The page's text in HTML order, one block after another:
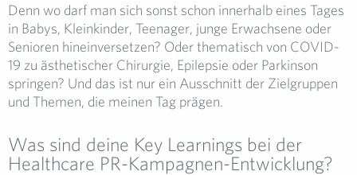
Denn wo darf man sich sonst schon innerhalb eines Tages
in Babys, Kleinkinder, Teenager, junge Erwachsene oder
Senioren hineinversetzen? Oder thematisch von COVID-
19 zu ästhetischer Chirurgie, Epilepsie oder Parkinson
springen? Und das ist nur ein Ausschnitt der Zielgruppen
und Themen, die meinen Tag prägen.
Was sind deine Key Learnings bei der
Healthcare PR-Kampagnen-Entwicklung?